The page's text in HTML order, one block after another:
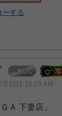
ーする
一般2位
月22日 10:23 AM
Ａ 下妻店」